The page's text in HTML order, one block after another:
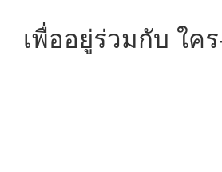
เพื่ออยู่ร่วมกับ ใค